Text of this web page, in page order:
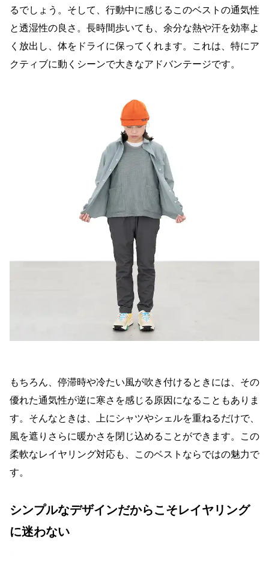
るでしょう。そして、行動中に感じるこのベストの通気性
と透湿性の良さ。長時間歩いても、余分な熱や汗を効率よ
く放出し、体をドライに保ってくれます。これは、特にア
クティブに動くシーンで大きなアドバンテージです。
もちろん、停滞時や冷たい風が吹き付けるときには、その
優れた通気性が逆に寒さを感じる原因になることもありま
す。そんなときは、上にシャツやシェルを重ねるだけで、
風を遮りさらに暖かさを閉じ込めることができます。この
柔軟なレイヤリング対応も、このベストならではの魅力で
す。
シンプルなデザインだからこそレイヤリング
に迷わない